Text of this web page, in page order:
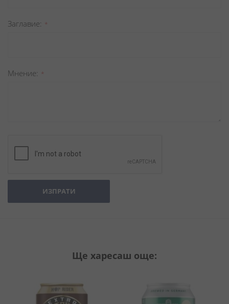
Заглавиe
Мнение
ИЗПРАТИ
Ще харесаш още: